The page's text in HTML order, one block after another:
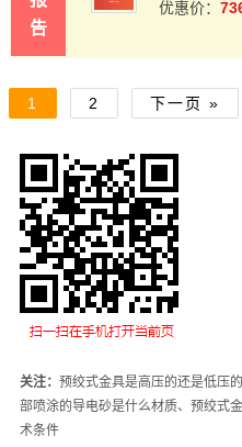
告
优惠价：
1 2 下一页 »
关注： 预绞式金具是高压的还是低压
部喷涂的导电砂是什么材质、预绞式
术条件